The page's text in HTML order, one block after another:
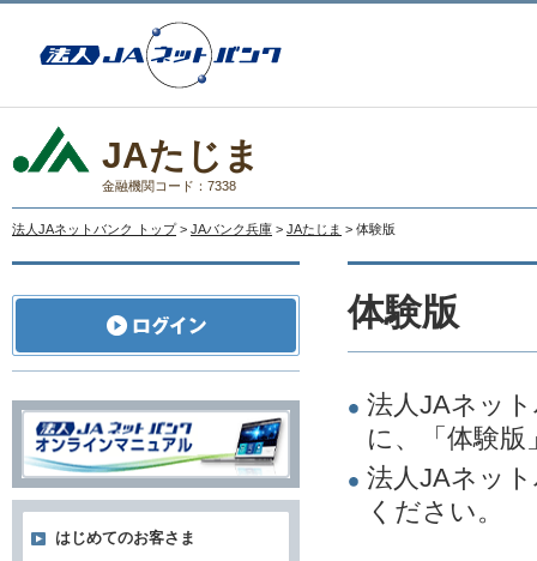
JAたじま
金融機関コード：7338
法人JAネットバンク トップ > JAバンク兵庫 > JAたじま > 体験版
体験版
法人JAネッ
に、「体験
法人JAネッ
ください。
はじめてのお客さま